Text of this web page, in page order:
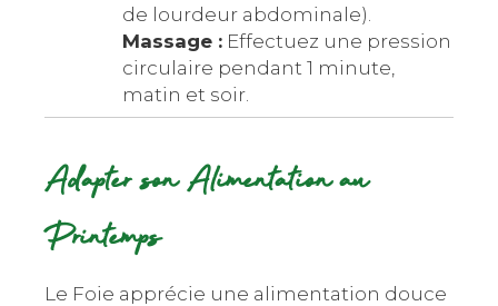
de lourdeur abdominale).
Massage : Effectuez une pression
circulaire pendant 1 minute,
matin et soir.
Adapter son Alimentation au
Printemps
Le Foie apprécie une alimentation douce